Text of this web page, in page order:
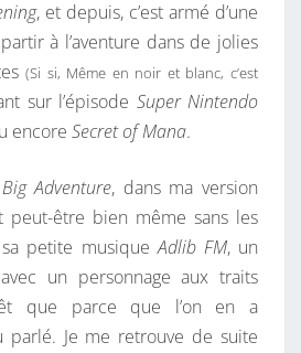
, et depuis, c’est armé d’une
à l’aventure dans de jolies
(Si si, Même en noir et blanc, c’est
sur l’épisode Super Nintendo
encore Secret of Mana.
Adventure, dans ma version
peut-être bien même sans les
sa petite musiqueAdlib FM, un
un personnage aux traits
que parce que l’on en a
parlé. Je me retrouve de suite